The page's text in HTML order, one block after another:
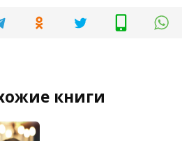
книги